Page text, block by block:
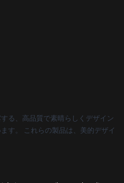
る、高品質で素晴らしくデザイン
す。 これらの製品は、美的デザイ